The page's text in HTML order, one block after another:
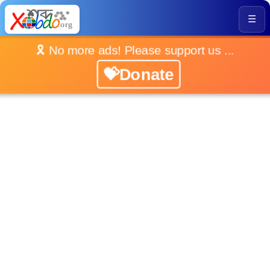
☰
🎗️ No more ads! Please support us ...
💝Donate